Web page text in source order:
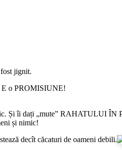
jignit.
E o PROMISIUNE!
Și îi dați „mute” RAHATULUI ÎN
și nimic!
decît căcaturi de oameni debili.